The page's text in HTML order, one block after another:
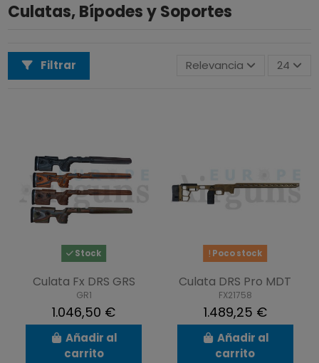
Culatas, Bípodes y Soportes
Filtrar Relevancia 24
Stock
Culata Fx DRS GRS
GR1
1.046,50 €
Añadir al
carrito
Poco stock
Culata DRS Pro MDT
FX21758
1.489,25 €
Añadir al
carrito